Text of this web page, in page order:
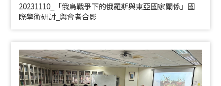
20231110_「俄烏戰爭下的俄羅斯與東亞國家關係」國
際學術研討_與會者合影